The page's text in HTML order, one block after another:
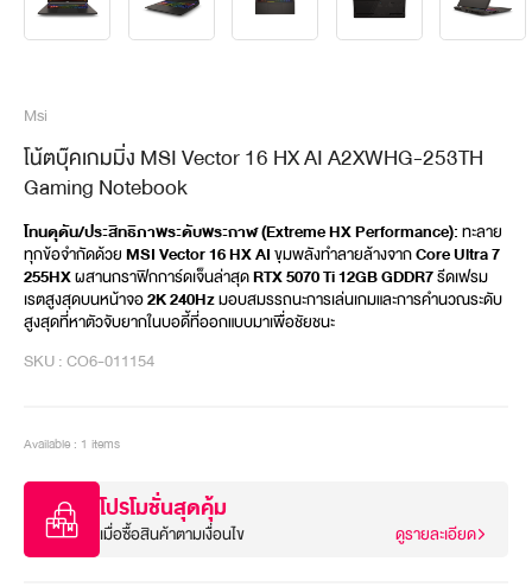
Msi
โน้ตบุ๊คเกมมิ่ง MSI Vector 16 HX AI A2XWHG-253TH
Gaming Notebook
โทนดุดัน/ประสิทธิภาพระดับพระกาฬ (Extreme HX Performance): ทะลาย
ทุกข้อจำกัดด้วย MSI Vector 16 HX AI ขุมพลังทำลายล้างจาก Core Ultra 7
255HX ผสานกราฟิกการ์ดเจ็นล่าสุด RTX 5070 Ti 12GB GDDR7 รีดเฟรม
เรตสูงสุดบนหน้าจอ 2K 240Hz มอบสมรรถนะการเล่นเกมและการคำนวณระดับ
สูงสุดที่หาตัวจับยากในบอดี้ที่ออกแบบมาเพื่อชัยชนะ
SKU : CO6-011154
Available : 1 items
โปรโมชั่นสุดคุ้ม
เมื่อซื้อสินค้าตามเงื่อนไข ดูรายละเอียด